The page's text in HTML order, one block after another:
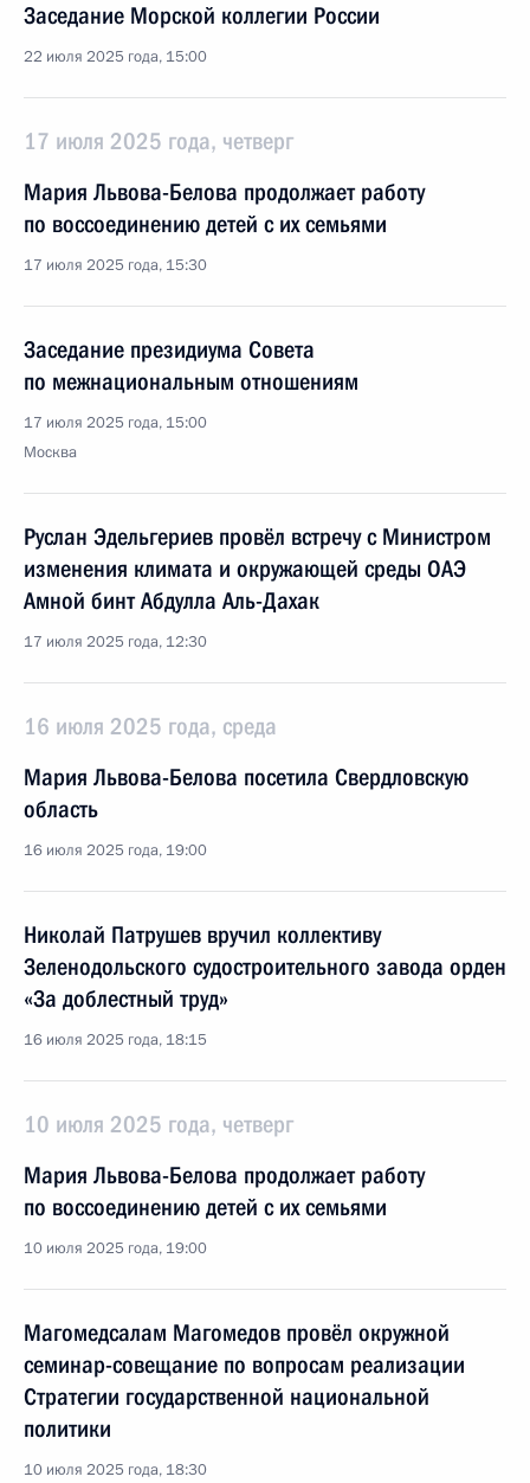
Заседание Морской коллегии России
22 июля 2025 года, 15:00
17 июля 2025 года, четверг
Мария Львова-Белова продолжает работу
по воссоединению детей с их семьями
17 июля 2025 года, 15:30
Заседание президиума Совета
по межнациональным отношениям
17 июля 2025 года, 15:00
Москва
Руслан Эдельгериев провёл встречу с Министром
изменения климата и окружающей среды ОАЭ
Амной бинт Абдулла Аль-Дахак
17 июля 2025 года, 12:30
16 июля 2025 года, среда
Мария Львова-Белова посетила Свердловскую
область
16 июля 2025 года, 19:00
Николай Патрушев вручил коллективу
Зеленодольского судостроительного завода орден
«За доблестный труд»
16 июля 2025 года, 18:15
10 июля 2025 года, четверг
Мария Львова-Белова продолжает работу
по воссоединению детей с их семьями
10 июля 2025 года, 19:00
Магомедсалам Магомедов провёл окружной
семинар-совещание по вопросам реализации
Стратегии государственной национальной
политики
10 июля 2025 года, 18:30